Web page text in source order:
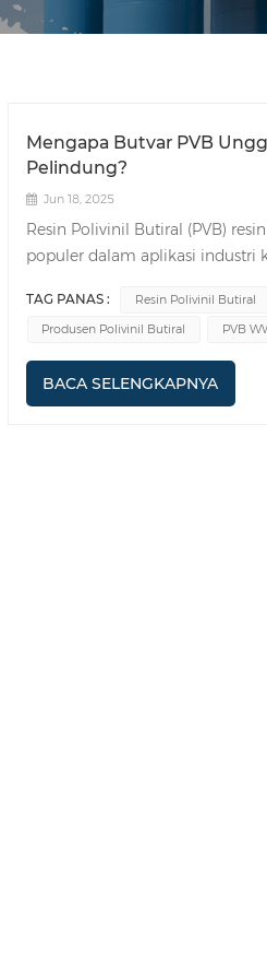
Mengapa Butvar PVB
Pelindung?
Jun 18, 2025
Resin Polivinil Butiral (PVB)
populer dalam aplikasi industri
pelapis permukaan, gugus aktif
yang sangat baik,
resin, yang tidak hanya dapat
juga memberikan lapisan
TAG PANAS : Resin Polivinil Butiral
Produsen Polivinil Butiral
PVB
BACA SELENGKAPNYA